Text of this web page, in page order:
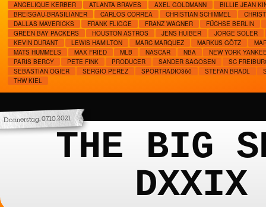
ANGELIQUE KERBER
ATLANTA BRAVES AXEL GOLDMANN
BILLIE JEAN
BREISGAU-BRASILIANER
CARLOS CORREA CHRISTIAN SCHIMMEL
DALLAS MAVERICKS
FRANK FLIGGE FRANZ WAGNER
FÜCHSE BERLIN
GREEN BAY PACKERS
HOUSTON ASTROS JENS HUIBER
JORGE SOLER
KEVIN DURANT
LEWIS HAMILTON MARC MARQUEZ MARKUS GÖTZ
MATS HUMMELS
MAX FRIED MLB NASCAR NBA
NEW YORK
PARIS BERCY
PETE FINK PRODUCER SANDER SAGOSEN
SC
SEBASTIAN OGIER
SERGIO PEREZ SPORTRADIO360 STEFAN BRADL
THW KIEL
Donnerstag, 07.10.2021
THE BIG
DXXIX